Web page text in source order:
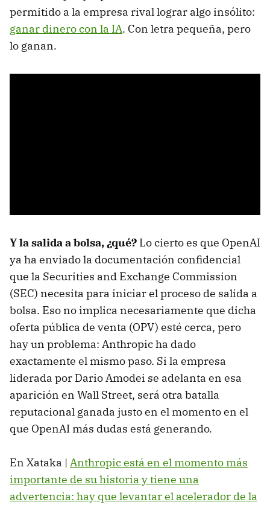
permitido a la empresa rival lograr algo insólito:
ganar dinero con la IA. Con letra pequeña, pero
lo ganan.
Y la salida a bolsa, ¿qué? Lo cierto es que OpenAI
ya ha enviado la documentación confidencial
que la Securities and Exchange Commission
(SEC) necesita para iniciar el proceso de salida a
bolsa. Eso no implica necesariamente que dicha
oferta pública de venta (OPV) esté cerca, pero
hay un problema: Anthropic ha dado
exactamente el mismo paso. Si la empresa
liderada por Dario Amodei se adelanta en esa
aparición en Wall Street, será otra batalla
reputacional ganada justo en el momento en el
que OpenAI más dudas está generando.
En Xataka | Anthropic está en el momento más
importante de su historia y tiene una
advertencia: hay que levantar el acelerador de la